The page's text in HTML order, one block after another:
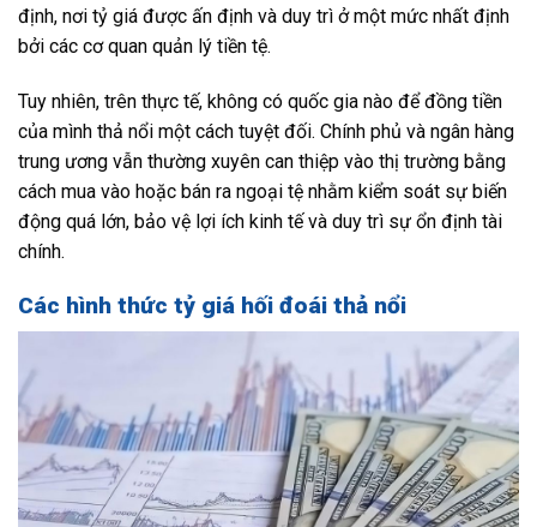
định, nơi tỷ giá được ấn định và duy trì ở một mức nhất định
bởi các cơ quan quản lý tiền tệ.
Tuy nhiên, trên thực tế, không có quốc gia nào để đồng tiền
của mình thả nổi một cách tuyệt đối. Chính phủ và ngân hàng
trung ương vẫn thường xuyên can thiệp vào thị trường bằng
cách mua vào hoặc bán ra ngoại tệ nhằm kiểm soát sự biến
động quá lớn, bảo vệ lợi ích kinh tế và duy trì sự ổn định tài
chính.
Các hình thức tỷ giá hối đoái thả nổi